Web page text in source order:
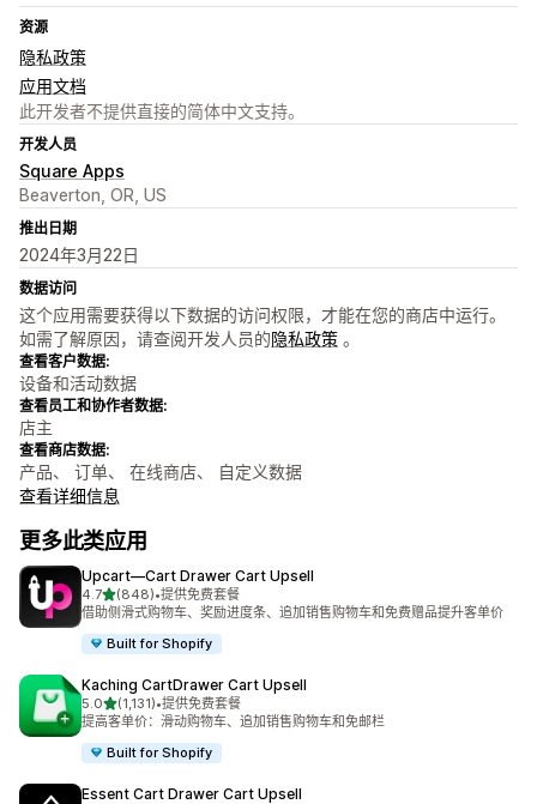
资源
隐私政策
应用文档
此开发者不提供直接的简体中文支持。
开发人员
Square Apps
Beaverton, OR, US
推出日期
2024年3月22日
数据访问
这个应用需要获得以下数据的访问权限，才能在您的商店中运行。
如需了解原因，请查阅开发人员的隐私政策 。
查看客户数据:
设备和活动数据
查看员工和协作者数据:
店主
查看商店数据:
产品、 订单、 在线商店、 自定义数据
查看详细信息
更多此类应用
Upcart—Cart Drawer Cart Upsell
4.7星（满分 5 星）
(848)
总共 848 条评论
•提供免费套餐
借助侧滑式购物车、奖励进度条、追加销售购物车和免费赠品提升客单价
Built for Shopify
Kaching CartDrawer Cart Upsell
5.0星（满分 5 星）
(1,131)
总共 1131 条评论
•提供免费套餐
提高客单价：滑动购物车、追加销售购物车和免邮栏
Built for Shopify
Essent Cart Drawer Cart Upsell